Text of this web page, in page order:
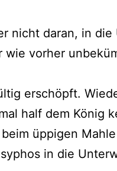
nicht daran, in
vorher
erschöpft.
half dem König
üppigen
in die